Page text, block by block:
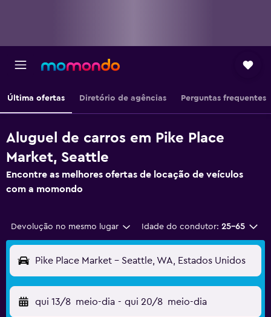
Última ofertas Diretório de agências Perguntas frequentes
Aluguel de carros em Pike Place
Market, Seattle
Encontre as melhores ofertas de locação de veículos
com a momondo
Devolução no mesmo lugar Idade do condutor: 25-65
Pike Place Market - Seattle, WA, Estados Unidos
qui 13/8 meio-dia - qui 20/8 meio-dia